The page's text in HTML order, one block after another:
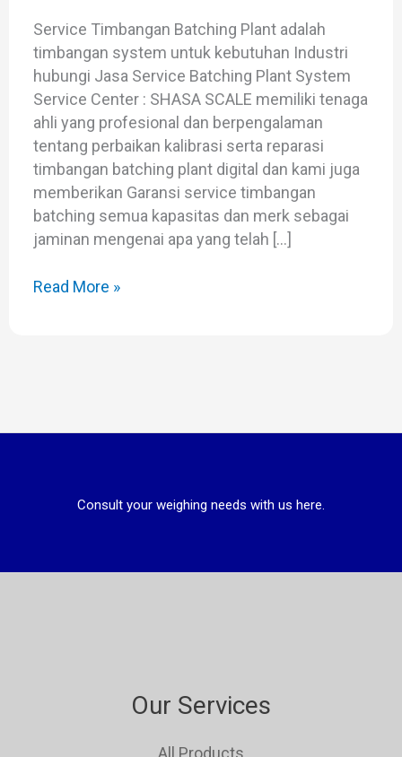
Service Timbangan Batching Plant adalah
timbangan system untuk kebutuhan Industri
hubungi Jasa Service Batching Plant System
Service Center : SHASA SCALE memiliki tenaga
ahli yang profesional dan berpengalaman
tentang perbaikan kalibrasi serta reparasi
timbangan batching plant digital dan kami juga
memberikan Garansi service timbangan
batching semua kapasitas dan merk sebagai
jaminan mengenai apa yang telah […]
Read More »
Consult your weighing needs with us here.
Our Services
All Products